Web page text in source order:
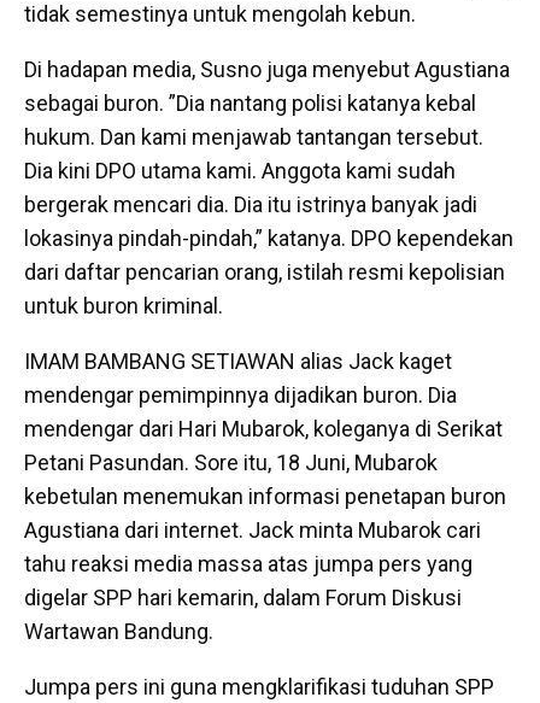
tidak semestinya untuk mengolah kebun.
Di hadapan media, Susno juga menyebut Agustiana
sebagai buron. ”Dia nantang polisi katanya kebal
hukum. Dan kami menjawab tantangan tersebut.
Dia kini DPO utama kami. Anggota kami sudah
bergerak mencari dia. Dia itu istrinya banyak jadi
lokasinya pindah-pindah,” katanya. DPO kependekan
dari daftar pencarian orang, istilah resmi kepolisian
untuk buron kriminal.
IMAM BAMBANG SETIAWAN alias Jack kaget
mendengar pemimpinnya dijadikan buron. Dia
mendengar dari Hari Mubarok, koleganya di Serikat
Petani Pasundan. Sore itu, 18 Juni, Mubarok
kebetulan menemukan informasi penetapan buron
Agustiana dari internet. Jack minta Mubarok cari
tahu reaksi media massa atas jumpa pers yang
digelar SPP hari kemarin, dalam Forum Diskusi
Wartawan Bandung.
Jumpa pers ini guna mengklarifikasi tuduhan SPP